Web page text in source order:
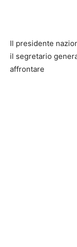
Il presidente
il segretario
affrontare